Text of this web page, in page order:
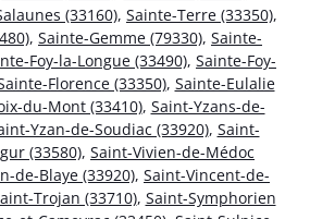
(33160), Sainte-Terre (33350),
, Sainte-Gemme (79330), Sainte-
Foy-la-Longue (33490), Sainte-Foy-
Florence (33350), Sainte-Eulalie
du-Mont (33410), Saint-Yzans-de-
Yzan-de-Soudiac (33920), Saint-
(33580), Saint-Vivien-de-Médoc
de-Blaye (33920), Saint-Vincent-de-
Trojan (33710), Saint-Symphorien